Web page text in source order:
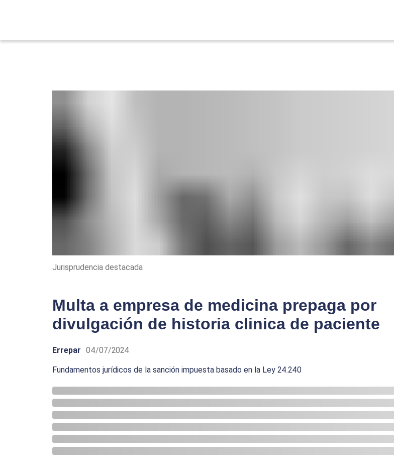
Jurisprudencia destacada
Multa a empresa de medicina prepaga por
divulgación de historia clinica de paciente
Errepar 04/07/2024
Fundamentos jurídicos de la sanción impuesta basado en la Ley 24.240